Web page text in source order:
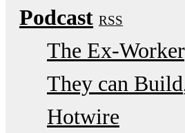
Podcast RSS
The Ex-Worker
They can Build
Hotwire